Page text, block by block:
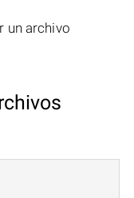
un archivo